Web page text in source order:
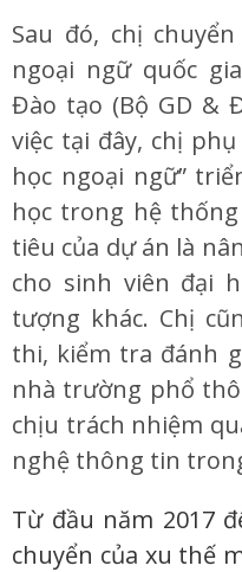
Sau đó, chị
ngoại ngữ quốc
Đào tạo (Bộ GD &
việc tại đây, chị
học ngoại ngữ”
học trong hệ
tiêu của dự án là
cho sinh viên đại
tượng khác. Chị
thi, kiểm tra đánh
nhà trường phổ
chịu trách nhiệm
nghệ thông tin
Từ đầu năm 2017
chuyển của xu thế